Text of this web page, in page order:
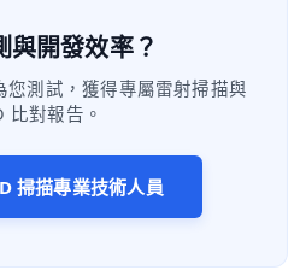
與開發效率？
測試，獲得專屬雷射掃描與
比對報告。
掃描專業技術人員